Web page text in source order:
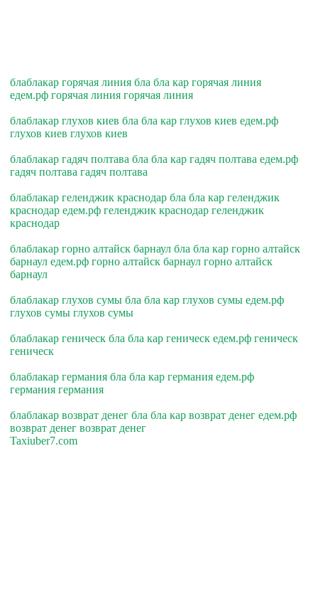
блаблакар горячая линия бла бла кар горячая линия
едем.рф горячая линия горячая линия
блаблакар глухов киев бла бла кар глухов киев едем.рф
глухов киев глухов киев
блаблакар гадяч полтава бла бла кар гадяч полтава едем.рф
гадяч полтава гадяч полтава
блаблакар геленджик краснодар бла бла кар геленджик
краснодар едем.рф геленджик краснодар геленджик
краснодар
блаблакар горно алтайск барнаул бла бла кар горно алтайск
барнаул едем.рф горно алтайск барнаул горно алтайск
барнаул
блаблакар глухов сумы бла бла кар глухов сумы едем.рф
глухов сумы глухов сумы
блаблакар геническ бла бла кар геническ едем.рф геническ
геническ
блаблакар германия бла бла кар германия едем.рф
германия германия
блаблакар возврат денег бла бла кар возврат денег едем.рф
возврат денег возврат денег
Taxiuber7.com